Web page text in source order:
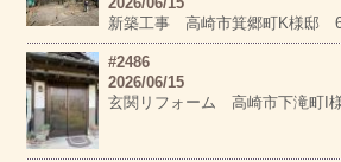
新築工事 高崎市箕郷町K様邸
#2486
2026/06/15
玄関リフォーム 高崎市下滝町I